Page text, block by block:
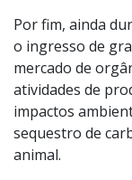
Por fim, ainda
o ingresso de
mercado de
atividades de
impactos
sequestro de
animal.